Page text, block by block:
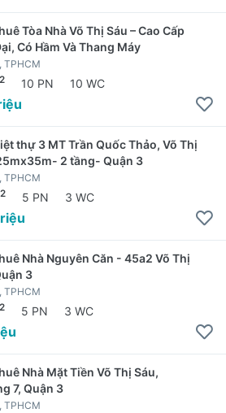
Tòa Nhà Võ Thị Sáu – Cao Cấp
Có Hầm Và Thang Máy
TPHCM
2 10 PN 10 WC
thự 3 MT Trần Quốc Thảo, Võ Thị
2 tầng- Quận 3
TPHCM
2 5 PN 3 WC
Nhà Nguyên Căn - 45a2 Võ Thị
3
TPHCM
2 5 PN 3 WC
Nhà Mặt Tiền Võ Thị Sáu,
7, Quận 3
TPHCM